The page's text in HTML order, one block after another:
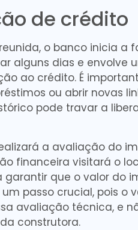
de crédito
o banco inicia a
alguns dias e envolve
ao crédito. É
ou abrir novas
pode travar a
a avaliação do
financeira visitará o
que o valor do
passo crucial, pois o
avaliação técnica, e
construtora.